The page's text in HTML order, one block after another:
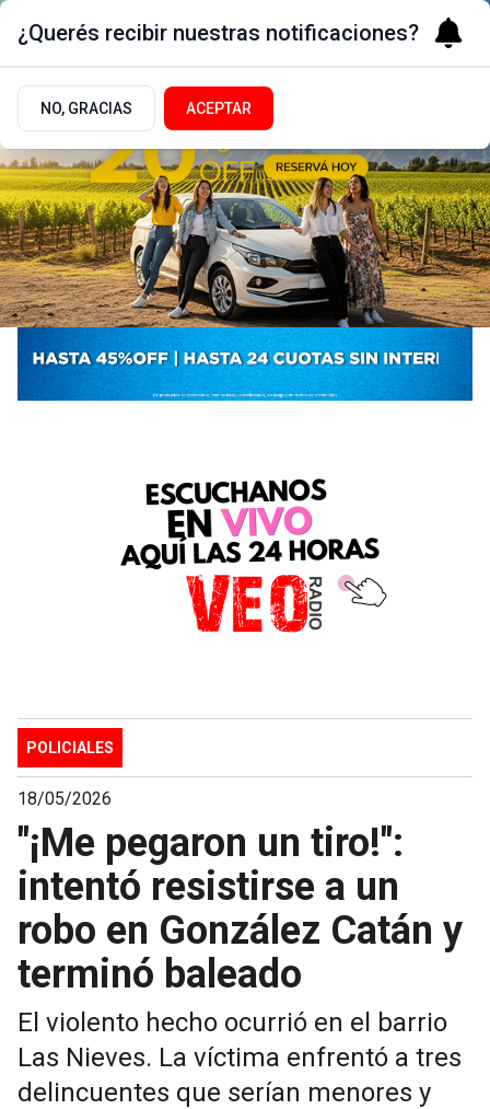
POLICIALES
18/05/2026
"¡Me pegaron un tiro!":
intentó resistirse a un
robo en González Catán y
terminó baleado
El violento hecho ocurrió en el barrio
Las Nieves. La víctima enfrentó a tres
delincuentes que serían menores y
¿Querés recibir nuestras notificaciones?
NO, GRACIAS ACEPTAR